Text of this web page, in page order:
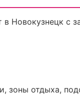
Новокузнецк с
зоны отдыха,